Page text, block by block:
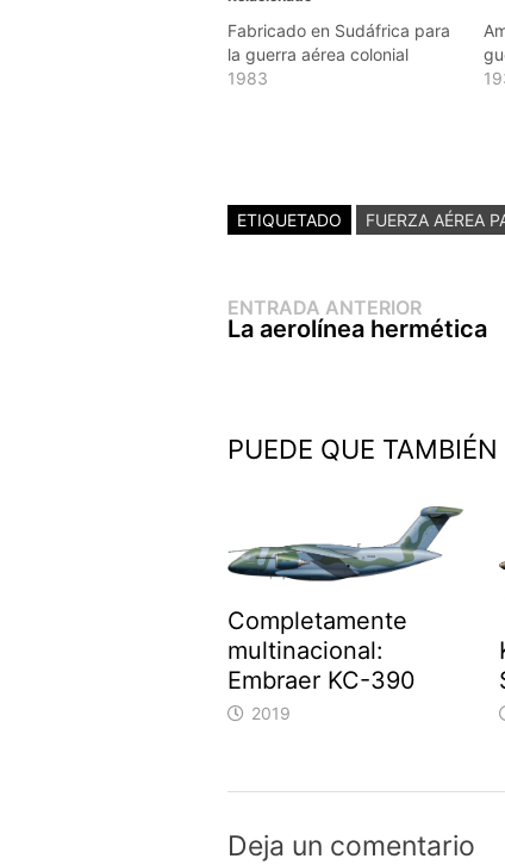
Fabricado en Sudáfrica para
la guerra aérea colonial
1983
ETIQUETADO FUERZA AÉREA
Navegación
de
ENTRADA ANTERIOREntrada
La aerolínea hermética
PUEDE QUE
Completamente
multinacional:
Embraer KC-390
2019
Deja un comentario